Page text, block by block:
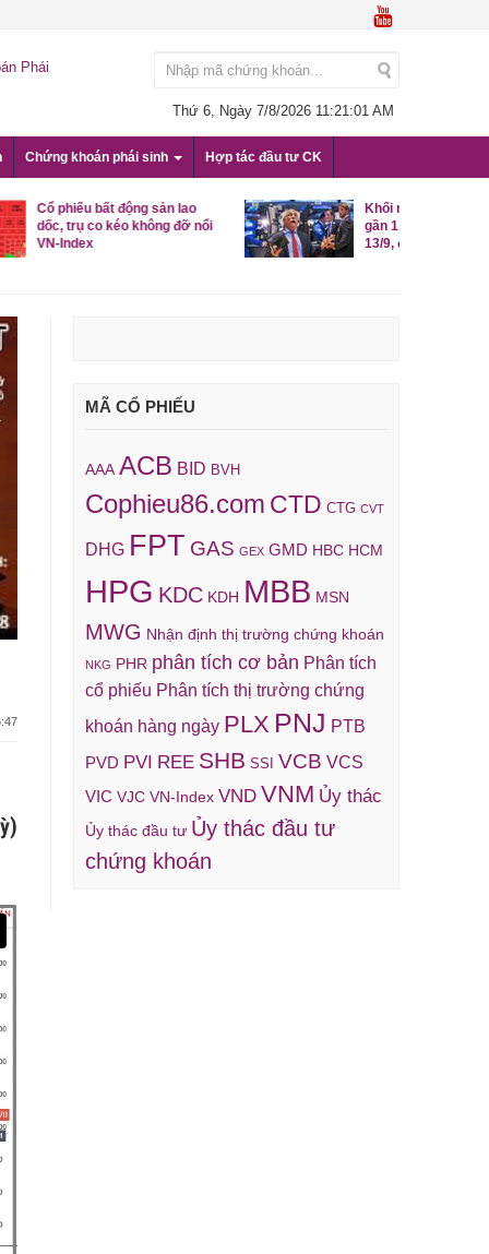
Phái
Thứ 6, Ngày 7/8/2026 11:21:02 AM
Chứng khoán phái sinh Hợp tác đầu tư CK
sản lao
đỡ nổi
Khối ngoại mạnh tay bán ròng
gần 1.200 tỷ đồng trong phiên
13/9, đâu là tâm điểm?
MÃ CỔ PHIẾU
AAA ACB BID BVH
Cophieu86.com CTD CTG CVT
DHG FPT GAS GEX GMD HBC HCM
HPG KDC KDH MBB MSN
MWG Nhận định thị trường chứng khoán
NKG PHR phân tích cơ bản Phân tích
cổ phiếu Phân tích thị trường chứng
khoán hàng ngày PLX PNJ PTB
PVD PVI REE SHB SSI VCB VCS
VIC VJC VN-Index VND VNM Ủy thác
Ủy thác đầu tư Ủy thác đầu tư
chứng khoán